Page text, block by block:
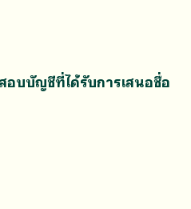
บบัญชีที่ได้รับการเสนอชื่อ